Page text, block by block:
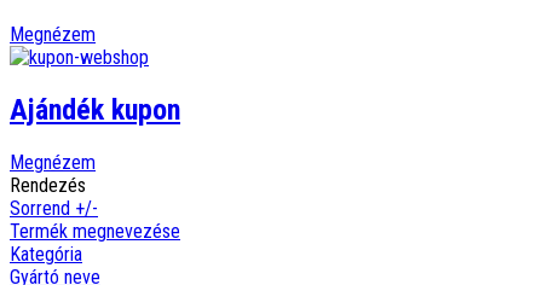
Megnézem
Ajándék kupon
Megnézem
Rendezés
Sorrend +/-
Termék megnevezése
Kategória
Gyártó neve